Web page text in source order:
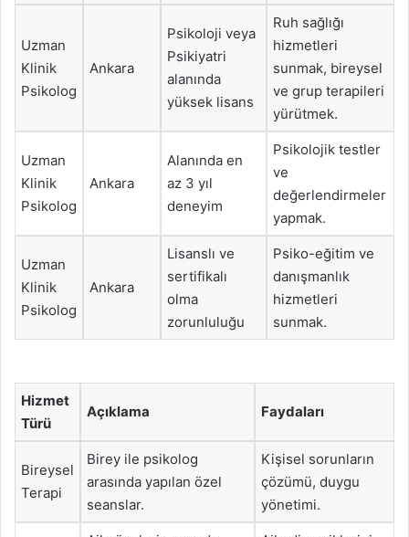
Uzman
Klinik
Psikolog
Ankara
Psikoloji veya
Psikiyatri
alanında
yüksek lisans
Ruh sağlığı
hizmetleri
sunmak, bireysel
ve grup terapileri
yürütmek.
Uzman
Klinik
Psikolog
Ankara
Alanında en
az 3 yıl
deneyim
Psikolojik testler
ve
değerlendirmeler
yapmak.
Uzman
Klinik
Psikolog
Ankara
Lisanslı ve
sertifikalı
olma
zorunluluğu
Psiko-eğitim ve
danışmanlık
hizmetleri
sunmak.
Hizmet
Türü
Açıklama Faydaları
Bireysel
Terapi
Birey ile psikolog
arasında yapılan özel
seanslar.
Kişisel sorunların
çözümü, duygu
yönetimi.